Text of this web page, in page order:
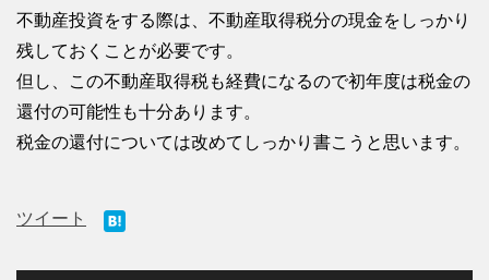
不動産投資をする際は、不動産取得税分の現金をしっかり
残しておくことが必要です。
但し、この不動産取得税も経費になるので初年度は税金の
還付の可能性も十分あります。
税金の還付については改めてしっかり書こうと思います。
ツイート